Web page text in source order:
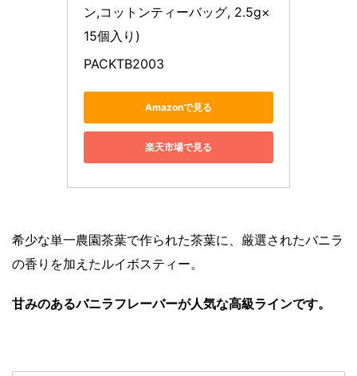
ン,コットンティーバッグ, 2.5g×
15個入り)
PACKTB2003
Amazonで見る
楽天市場で見る
希少な単一農園茶葉で作られた茶葉に、厳選されたバニラ
の香りを加えたルイボスティー。
甘みのあるバニラフレーバーが人気な高級ラインです。